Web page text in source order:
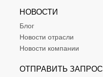
НОВОСТИ
Блог
Новости отрасли
Новости компании
ОТПРАВИТЬ ЗАПРОС